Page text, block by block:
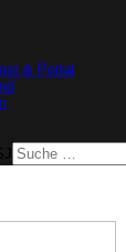
& Portal